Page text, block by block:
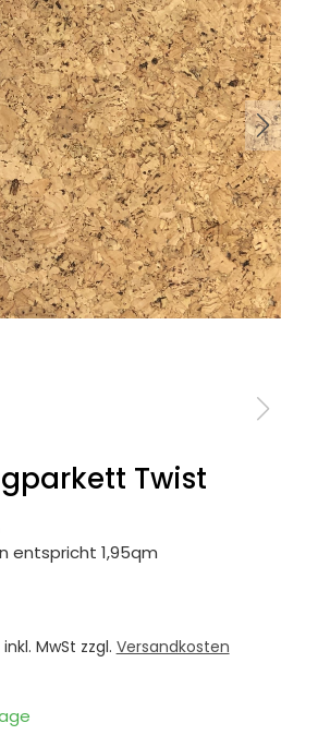
Twist
entspricht 1,95qm
inkl. MwSt zzgl. Versandkosten